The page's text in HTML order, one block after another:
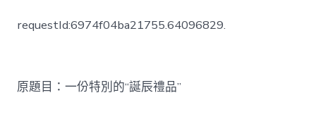
特
別
requestId:6974f04ba21755.64096829.
原題目：一份特別的“誕辰禮品”